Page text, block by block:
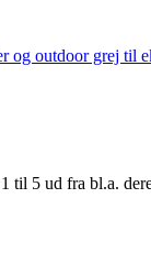
outdoor grej til
5 ud fra bl.a.